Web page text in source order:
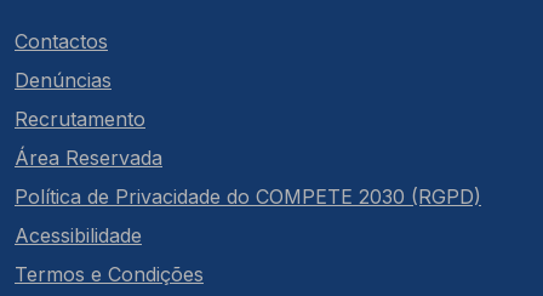
Contactos
Denúncias
Recrutamento
Área Reservada
Política de Privacidade do COMPETE 2030 (RGPD)
Acessibilidade
Termos e Condições